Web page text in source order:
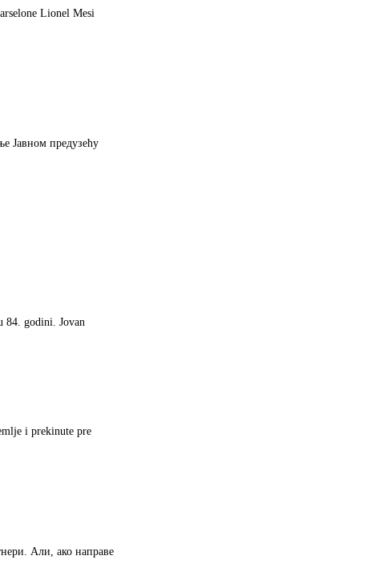
Lionel Mesi
Јавном предузећу
84. godini. Jovan
i prekinute pre
Али, ако направе